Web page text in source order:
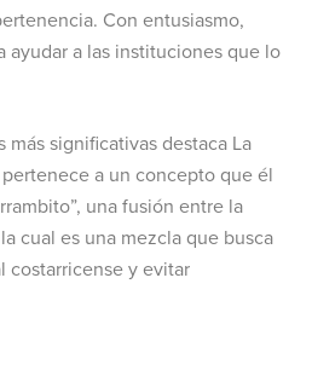
Con entusiasmo,
ayudar a las instituciones que lo
más significativas destaca La
a un concepto que él
una fusión entre la
cual es una mezcla que busca
costarricense y evitar